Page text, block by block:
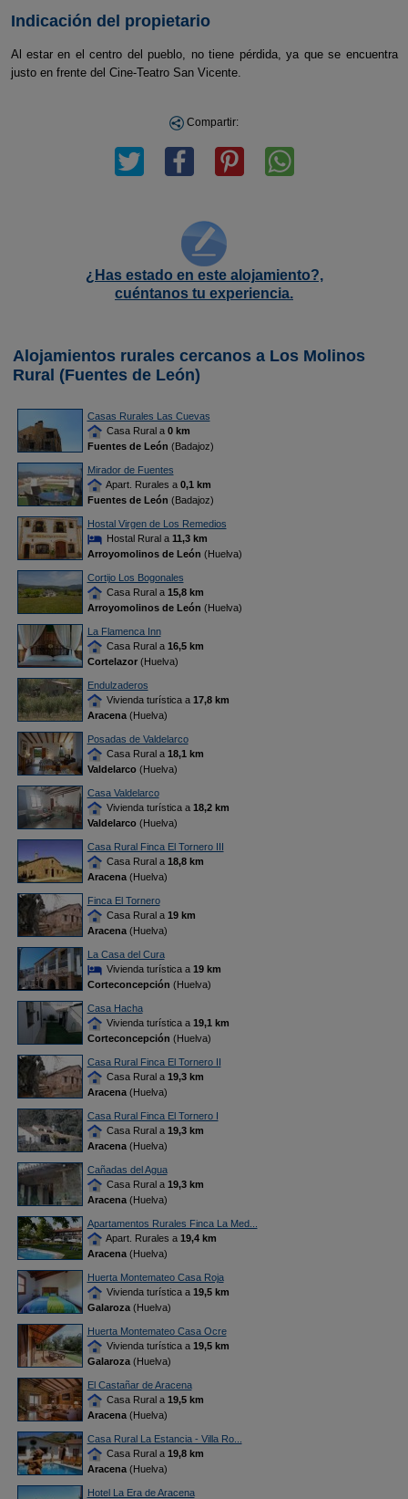
Indicación del propietario
Al estar en el centro del pueblo, no tiene pérdida, ya que se encuentra
justo en frente del Cine-Teatro San Vicente.
Compartir:
¿Has estado en este alojamiento?,
cuéntanos tu experiencia.
Alojamientos rurales cercanos a Los Molinos
Rural (Fuentes de León)
Casas Rurales Las Cuevas
Casa Rural a 0 km
Fuentes de León (Badajoz)
Mirador de Fuentes
Apart. Rurales a 0,1 km
Fuentes de León (Badajoz)
Hostal Virgen de Los Remedios
Hostal Rural a 11,3 km
Arroyomolinos de León (Huelva)
Cortijo Los Bogonales
Casa Rural a 15,8 km
Arroyomolinos de León (Huelva)
La Flamenca Inn
Casa Rural a 16,5 km
Cortelazor(Huelva)
Endulzaderos
Vivienda turística a 17,8 km
Aracena(Huelva)
Posadas de Valdelarco
Casa Rural a 18,1 km
Valdelarco(Huelva)
Casa Valdelarco
Vivienda turística a 18,2 km
Valdelarco(Huelva)
Casa Rural Finca El Tornero III
Casa Rural a 18,8 km
Aracena(Huelva)
Finca El Tornero
Casa Rural a 19 km
Aracena(Huelva)
La Casa del Cura
Vivienda turística a 19 km
Corteconcepción (Huelva)
Casa Hacha
Vivienda turística a 19,1 km
Corteconcepción (Huelva)
Casa Rural Finca El Tornero II
Casa Rural a 19,3 km
Aracena(Huelva)
Casa Rural Finca El Tornero I
Casa Rural a 19,3 km
Aracena(Huelva)
Cañadas del Agua
Casa Rural a 19,3 km
Aracena(Huelva)
Apartamentos Rurales Finca La Med...
Apart. Rurales a 19,4 km
Aracena(Huelva)
Huerta Montemateo Casa Roja
Vivienda turística a 19,5 km
Galaroza(Huelva)
Huerta Montemateo Casa Ocre
Vivienda turística a 19,5 km
Galaroza(Huelva)
El Castañar de Aracena
Casa Rural a 19,5 km
Aracena(Huelva)
Casa Rural La Estancia - Villa Ro...
Casa Rural a 19,8 km
Aracena(Huelva)
Hotel La Era de Aracena